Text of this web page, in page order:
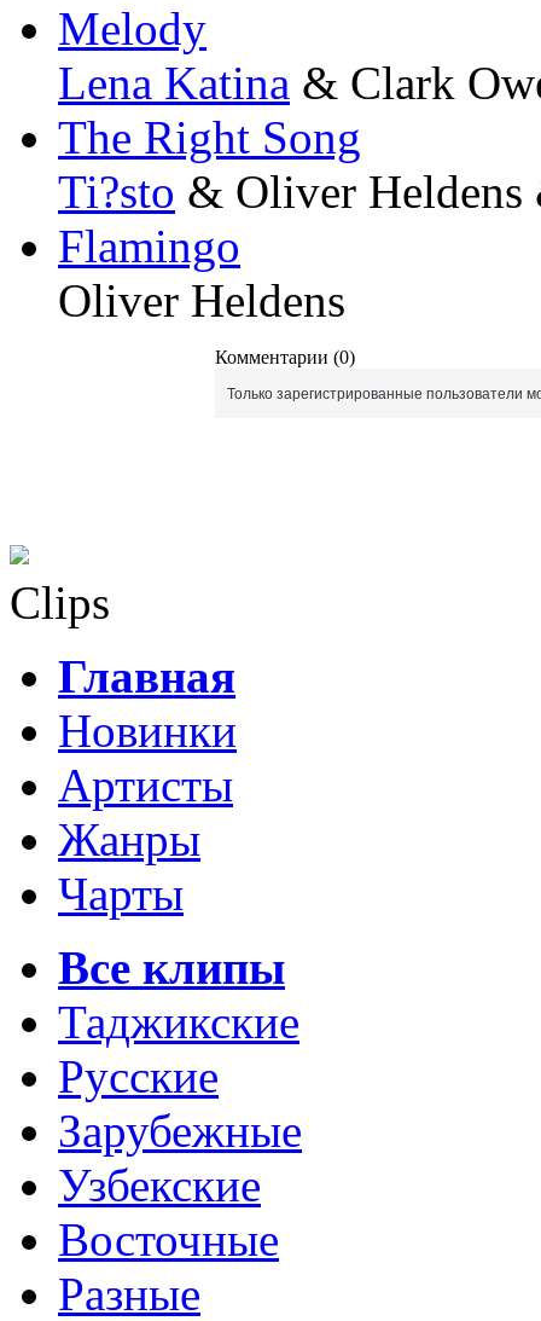
Melody
Lena Katina & Clark
The Right Song
Ti?sto & Oliver Heldens
Flamingo
Oliver Heldens
Комментарии (0)
Только зарегистрированные пользователи
Clips
Главная
Новинки
Артисты
Жанры
Чарты
Все клипы
Таджикские
Русские
Зарубежные
Узбекские
Восточные
Разные